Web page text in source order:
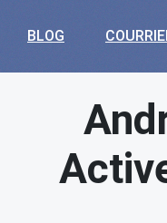
BLOG